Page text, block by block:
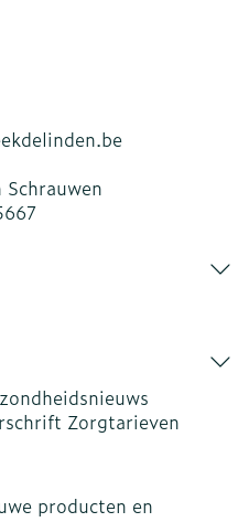
Schrauwen
Zorgtarieven
producten en